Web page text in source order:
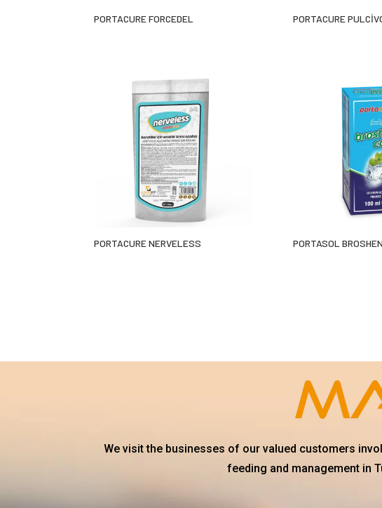
PORTACURE FORCEDEL PORTACURE
PORTACURE NERVELESS PORTASOL
We visit the businesses of our valued customers
feeding and management in